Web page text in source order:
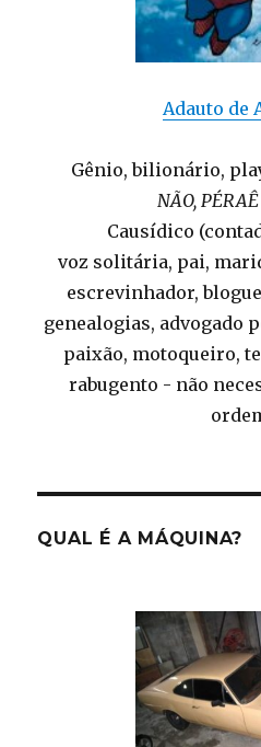
Adauto de
Gênio, bilionário,
NÃO,
Causídico
voz solitária, pai,
escrevinhador,
genealogias, advogado
paixão, motoqueiro,
rabugento - não
QUAL É A MÁQUINA?